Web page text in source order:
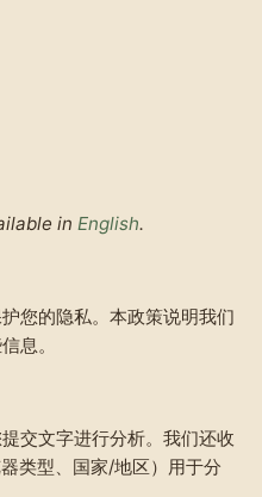
in English.
您的隐私。本政策说明我们
息。
交文字进行分析。我们还收
类型、国家/地区）用于分